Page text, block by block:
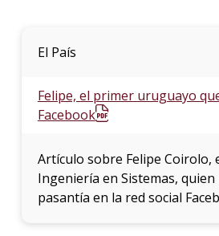
El País
Felipe, el primer uruguayo
Facebook
Artículo sobre Felipe Coirolo,
Ingeniería en Sistemas,
pasantía en la red social